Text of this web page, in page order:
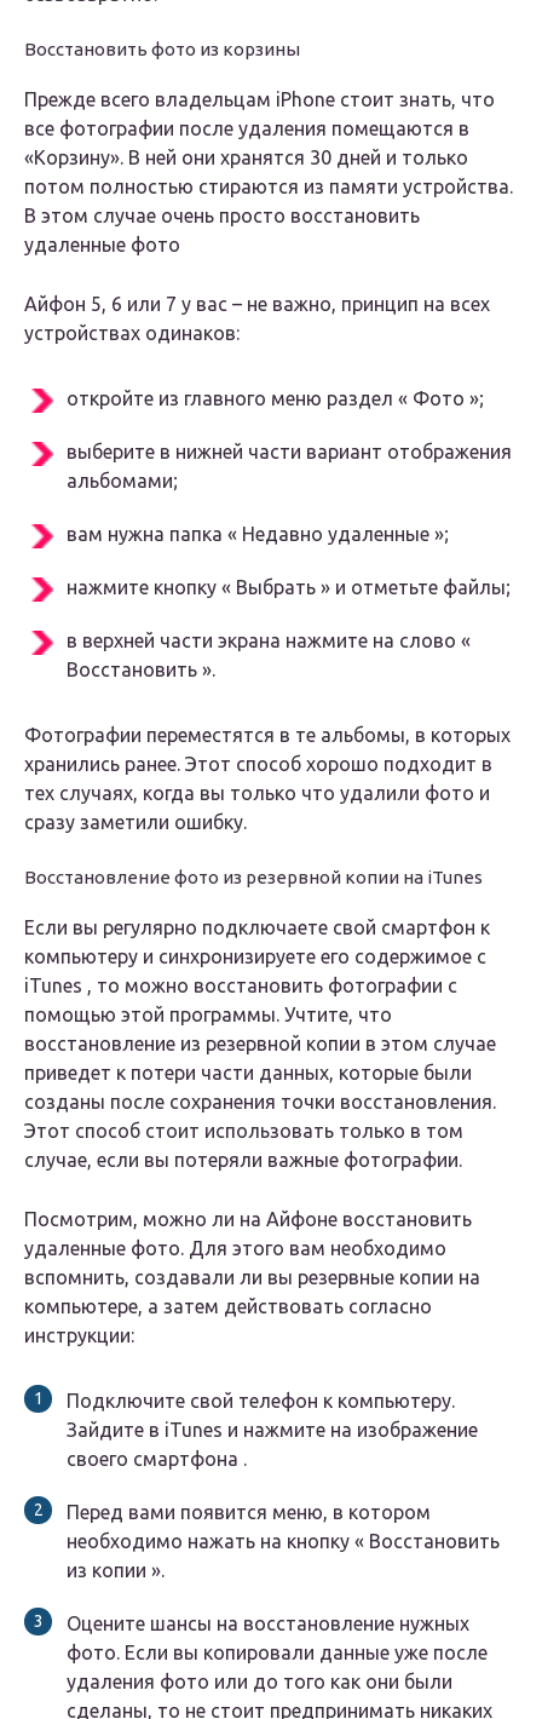
Восстановить фото из корзины
Прежде всего владельцам iPhone стоит знать, что
все фотографии после удаления помещаются в
«Корзину». В ней они хранятся 30 дней и только
потом полностью стираются из памяти устройства.
В этом случае очень просто восстановить
удаленные фото
Айфон 5, 6 или 7 у вас – не важно, принцип на всех
устройствах одинаков:
откройте из главного меню раздел « Фото »;
выберите в нижней части вариант отображения
альбомами;
вам нужна папка « Недавно удаленные »;
нажмите кнопку « Выбрать » и отметьте файлы;
в верхней части экрана нажмите на слово «
Восстановить ».
Фотографии переместятся в те альбомы, в которых
хранились ранее. Этот способ хорошо подходит в
тех случаях, когда вы только что удалили фото и
сразу заметили ошибку.
Восстановление фото из резервной копии на iTunes
Если вы регулярно подключаете свой смартфон к
компьютеру и синхронизируете его содержимое с
iTunes , то можно восстановить фотографии с
помощью этой программы. Учтите, что
восстановление из резервной копии в этом случае
приведет к потери части данных, которые были
созданы после сохранения точки восстановления.
Этот способ стоит использовать только в том
случае, если вы потеряли важные фотографии.
Посмотрим, можно ли на Айфоне восстановить
удаленные фото. Для этого вам необходимо
вспомнить, создавали ли вы резервные копии на
компьютере, а затем действовать согласно
инструкции:
Подключите свой телефон к компьютеру.
Зайдите в iTunes и нажмите на изображение
своего смартфона .
Перед вами появится меню, в котором
необходимо нажать на кнопку « Восстановить
из копии ».
Оцените шансы на восстановление нужных
фото. Если вы копировали данные уже после
удаления фото или до того как они были
сделаны, то не стоит предпринимать никаких